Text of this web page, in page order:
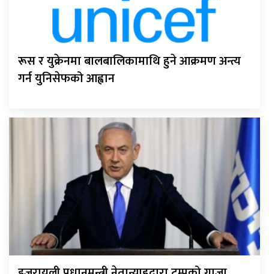
रूस र युक्रेनमा बालबालिकामाथि हुने आक्रमण अन्त्य
गर्न युनिसेफको आह्वान